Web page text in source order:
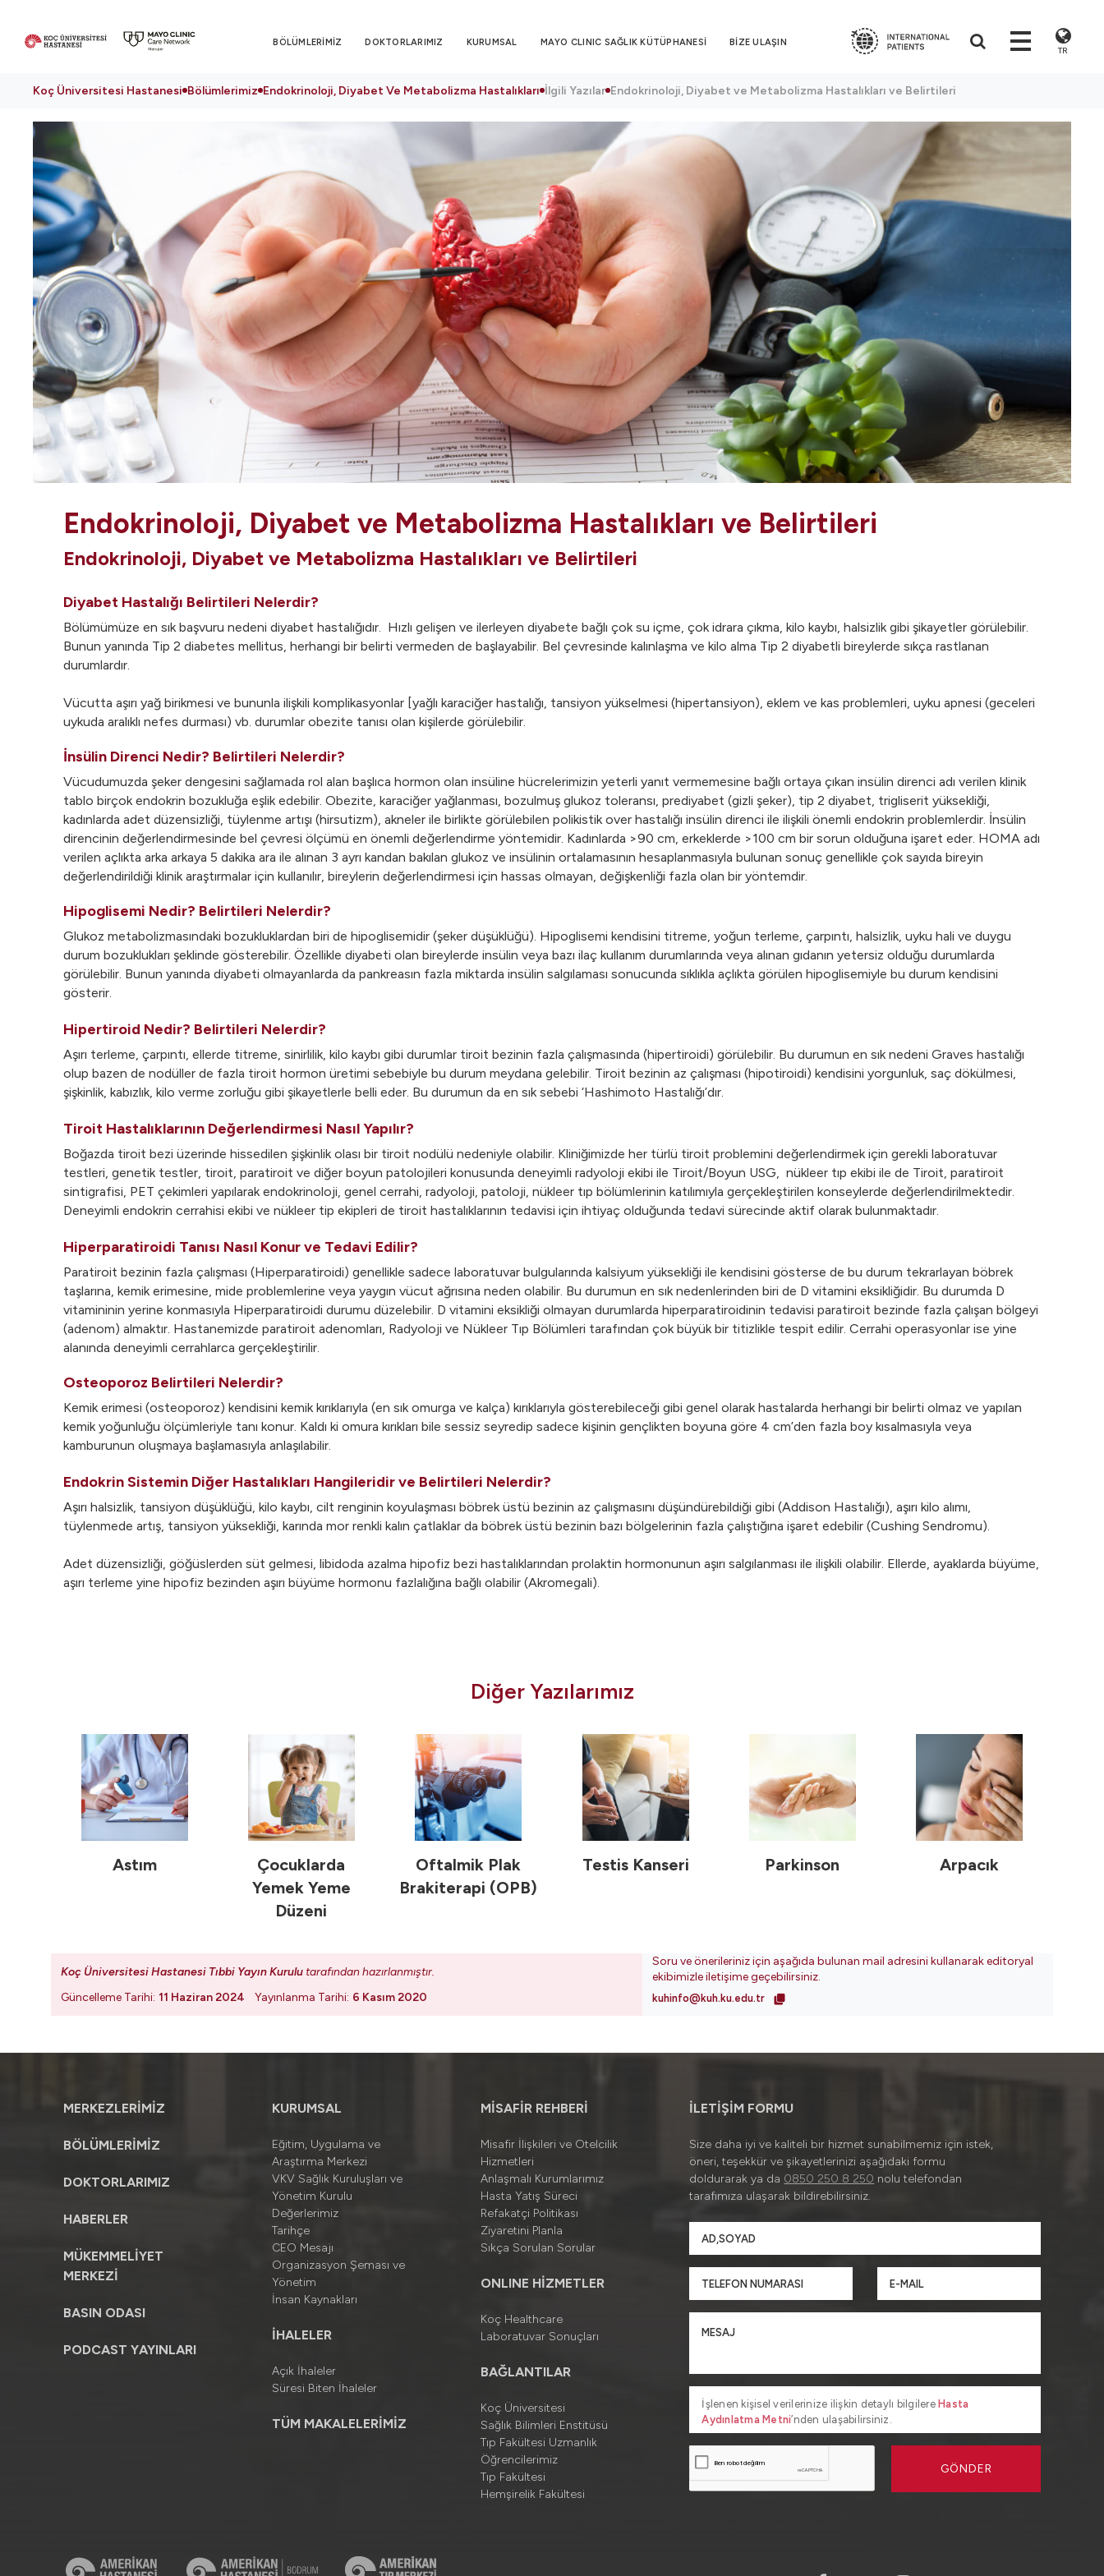
BÖLÜMLERİMİZ DOKTORLARIMIZ KURUMSAL MAYO CLINIC SAĞLIK KÜTÜPHANESİ BİZE ULAŞIN
TR
Koç Üniversitesi Hastanesi Bölümlerimiz Endokrinoloji, Diyabet Ve Metabolizma Hastalıkları İlgili Yazılar Endokrinoloji, Diyabet ve Metabolizma Hastalıkları ve Belirtileri
Endokrinoloji, Diyabet ve Metabolizma Hastalıkları ve Belirtileri
Endokrinoloji, Diyabet ve Metabolizma Hastalıkları ve Belirtileri
Diyabet Hastalığı Belirtileri Nelerdir?
Bölümümüze en sık başvuru nedeni diyabet hastalığıdır. Hızlı gelişen ve ilerleyen diyabete bağlı çok su içme, çok idrara çıkma, kilo kaybı, halsizlik gibi şikayetler görülebilir.
Bunun yanında Tip 2 diabetes mellitus, herhangi bir belirti vermeden de başlayabilir. Bel çevresinde kalınlaşma ve kilo alma Tip 2 diyabetli bireylerde sıkça rastlanan
durumlardır.
Vücutta aşırı yağ birikmesi ve bununla ilişkili komplikasyonlar [yağlı karaciğer hastalığı, tansiyon yükselmesi (hipertansiyon), eklem ve kas problemleri, uyku apnesi (geceleri
uykuda aralıklı nefes durması) vb. durumlar obezite tanısı olan kişilerde görülebilir.
İnsülin Direnci Nedir? Belirtileri Nelerdir?
Vücudumuzda şeker dengesini sağlamada rol alan başlıca hormon olan insüline hücrelerimizin yeterli yanıt vermemesine bağlı ortaya çıkan insülin direnci adı verilen klinik
tablo birçok endokrin bozukluğa eşlik edebilir. Obezite, karaciğer yağlanması, bozulmuş glukoz toleransı, prediyabet (gizli şeker), tip 2 diyabet, trigliserit yüksekliği,
kadınlarda adet düzensizliği, tüylenme artışı (hirsutizm), akneler ile birlikte görülebilen polikistik over hastalığı insülin direnci ile ilişkili önemli endokrin problemlerdir. İnsülin
direncinin değerlendirmesinde bel çevresi ölçümü en önemli değerlendirme yöntemidir. Kadınlarda >90 cm, erkeklerde >100 cm bir sorun olduğuna işaret eder. HOMA adı
verilen açlıkta arka arkaya 5 dakika ara ile alınan 3 ayrı kandan bakılan glukoz ve insülinin ortalamasının hesaplanmasıyla bulunan sonuç genellikle çok sayıda bireyin
değerlendirildiği klinik araştırmalar için kullanılır, bireylerin değerlendirmesi için hassas olmayan, değişkenliği fazla olan bir yöntemdir.
Hipoglisemi Nedir? Belirtileri Nelerdir?
Glukoz metabolizmasındaki bozukluklardan biri de hipoglisemidir (şeker düşüklüğü). Hipoglisemi kendisini titreme, yoğun terleme, çarpıntı, halsizlik, uyku hali ve duygu
durum bozuklukları şeklinde gösterebilir. Özellikle diyabeti olan bireylerde insülin veya bazı ilaç kullanım durumlarında veya alınan gıdanın yetersiz olduğu durumlarda
görülebilir. Bunun yanında diyabeti olmayanlarda da pankreasın fazla miktarda insülin salgılaması sonucunda sıklıkla açlıkta görülen hipoglisemiyle bu durum kendisini
gösterir.
Hipertiroid Nedir? Belirtileri Nelerdir?
Aşırı terleme, çarpıntı, ellerde titreme, sinirlilik, kilo kaybı gibi durumlar tiroit bezinin fazla çalışmasında (hipertiroidi) görülebilir. Bu durumun en sık nedeni Graves hastalığı
olup bazen de nodüller de fazla tiroit hormon üretimi sebebiyle bu durum meydana gelebilir. Tiroit bezinin az çalışması (hipotiroidi) kendisini yorgunluk, saç dökülmesi,
şişkinlik, kabızlık, kilo verme zorluğu gibi şikayetlerle belli eder. Bu durumun da en sık sebebi ‘Hashimoto Hastalığı’dır.
Tiroit Hastalıklarının Değerlendirmesi Nasıl Yapılır?
Boğazda tiroit bezi üzerinde hissedilen şişkinlik olası bir tiroit nodülü nedeniyle olabilir. Kliniğimizde her türlü tiroit problemini değerlendirmek için gerekli laboratuvar
testleri, genetik testler, tiroit, paratiroit ve diğer boyun patolojileri konusunda deneyimli radyoloji ekibi ile Tiroit/Boyun USG, nükleer tıp ekibi ile de Tiroit, paratiroit
sintigrafisi, PET çekimleri yapılarak endokrinoloji, genel cerrahi, radyoloji, patoloji, nükleer tıp bölümlerinin katılımıyla gerçekleştirilen konseylerde değerlendirilmektedir.
Deneyimli endokrin cerrahisi ekibi ve nükleer tip ekipleri de tiroit hastalıklarının tedavisi için ihtiyaç olduğunda tedavi sürecinde aktif olarak bulunmaktadır.
Hiperparatiroidi Tanısı Nasıl Konur ve Tedavi Edilir?
Paratiroit bezinin fazla çalışması (Hiperparatiroidi) genellikle sadece laboratuvar bulgularında kalsiyum yüksekliği ile kendisini gösterse de bu durum tekrarlayan böbrek
taşlarına, kemik erimesine, mide problemlerine veya yaygın vücut ağrısına neden olabilir. Bu durumun en sık nedenlerinden biri de D vitamini eksikliğidir. Bu durumda D
vitamininin yerine konmasıyla Hiperparatiroidi durumu düzelebilir. D vitamini eksikliği olmayan durumlarda hiperparatiroidinin tedavisi paratiroit bezinde fazla çalışan bölgeyi
(adenom) almaktır. Hastanemizde paratiroit adenomları, Radyoloji ve Nükleer Tıp Bölümleri tarafından çok büyük bir titizlikle tespit edilir. Cerrahi operasyonlar ise yine
alanında deneyimli cerrahlarca gerçekleştirilir.
Osteoporoz Belirtileri Nelerdir?
Kemik erimesi (osteoporoz) kendisini kemik kırıklarıyla (en sık omurga ve kalça) kırıklarıyla gösterebileceği gibi genel olarak hastalarda herhangi bir belirti olmaz ve yapılan
kemik yoğunluğu ölçümleriyle tanı konur. Kaldı ki omura kırıkları bile sessiz seyredip sadece kişinin gençlikten boyuna göre 4 cm’den fazla boy kısalmasıyla veya
kamburunun oluşmaya başlamasıyla anlaşılabilir.
Endokrin Sistemin Diğer Hastalıkları Hangileridir ve Belirtileri Nelerdir?
Aşırı halsizlik, tansiyon düşüklüğü, kilo kaybı, cilt renginin koyulaşması böbrek üstü bezinin az çalışmasını düşündürebildiği gibi (Addison Hastalığı), aşırı kilo alımı,
tüylenmede artış, tansiyon yüksekliği, karında mor renkli kalın çatlaklar da böbrek üstü bezinin bazı bölgelerinin fazla çalıştığına işaret edebilir (Cushing Sendromu).
Adet düzensizliği, göğüslerden süt gelmesi, libidoda azalma hipofiz bezi hastalıklarından prolaktin hormonunun aşırı salgılanması ile ilişkili olabilir. Ellerde, ayaklarda büyüme,
aşırı terleme yine hipofiz bezinden aşırı büyüme hormonu fazlalığına bağlı olabilir (Akromegali).
Diğer Yazılarımız
Astım
Çocuklarda
Yemek Yeme
Düzeni
Oftalmik Plak
Brakiterapi (OPB)
Testis Kanseri Parkinson Arpacık
Koç Üniversitesi Hastanesi Tıbbi Yayın Kurulu tarafından hazırlanmıştır.
Güncelleme Tarihi: 11 Haziran 2024 Yayınlanma Tarihi: 6 Kasım 2020
Soru ve önerileriniz için aşağıda bulunan mail adresini kullanarak editoryal
ekibimizle iletişime geçebilirsiniz.
kuhinfo@kuh.ku.edu.tr
MERKEZLERİMİZ
BÖLÜMLERİMİZ
DOKTORLARIMIZ
HABERLER
MÜKEMMELİYET
MERKEZİ
BASIN ODASI
PODCAST YAYINLARI
KURUMSAL
Eğitim, Uygulama ve
Araştırma Merkezi
VKV Sağlık Kuruluşları ve
Yönetim Kurulu
Değerlerimiz
Tarihçe
CEO Mesajı
Organizasyon Şeması ve
Yönetim
İnsan Kaynakları
İHALELER
Açık İhaleler
Süresi Biten İhaleler
TÜM MAKALELERİMİZ
MİSAFİR REHBERİ
Misafir İlişkileri ve Otelcilik
Hizmetleri
Anlaşmalı Kurumlarımız
Hasta Yatış Süreci
Refakatçi Politikası
Ziyaretini Planla
Sıkça Sorulan Sorular
ONLINE HİZMETLER
Koç Healthcare
Laboratuvar Sonuçları
BAĞLANTILAR
Koç Üniversitesi
Sağlık Bilimleri Enstitüsü
Tıp Fakültesi Uzmanlık
Öğrencilerimiz
Tıp Fakültesi
Hemşirelik Fakültesi
İLETİŞİM FORMU
Size daha iyi ve kaliteli bir hizmet sunabilmemiz için istek,
öneri, teşekkür ve şikayetlerinizi aşağıdaki formu
doldurarak ya da 0850 250 8 250 nolu telefondan
tarafımıza ulaşarak bildirebilirsiniz.
İşlenen kişisel verilerinize ilişkin detaylı bilgilere Hasta
Aydınlatma Metni’nden ulaşabilirsiniz.
GÖNDER